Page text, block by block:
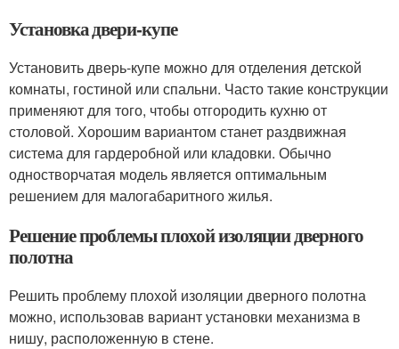
Установка двери-купе
Установить дверь-купе можно для отделения детской
комнаты, гостиной или спальни. Часто такие конструкции
применяют для того, чтобы отгородить кухню от
столовой. Хорошим вариантом станет раздвижная
система для гардеробной или кладовки. Обычно
одностворчатая модель является оптимальным
решением для малогабаритного жилья.
Решение проблемы плохой изоляции дверного
полотна
Решить проблему плохой изоляции дверного полотна
можно, использовав вариант установки механизма в
нишу, расположенную в стене.